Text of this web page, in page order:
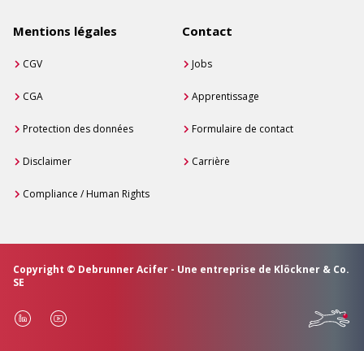
Mentions légales
CGV
CGA
Protection des données
Disclaimer
Compliance / Human Rights
Contact
Jobs
Apprentissage
Formulaire de contact
Carrière
Copyright © Debrunner Acifer - Une entreprise de Klöckner & Co.
SE